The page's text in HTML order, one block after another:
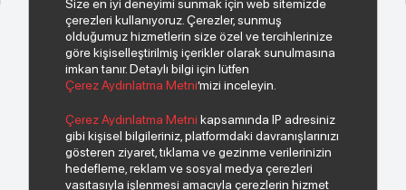
Bizden haberiniz olsun.
Size en iyi deneyimi sunmak için web sitemizde
çerezleri kullanıyoruz. Çerezler, sunmuş
olduğumuz hizmetlerin size özel ve tercihlerinize
göre kişiselleştirilmiş içerikler olarak sunulmasına
imkan tanır. Detaylı bilgi için lütfen
Çerez Aydınlatma Metni’mizi inceleyin.
Çerez Aydınlatma Metni kapsamında IP adresiniz
gibi kişisel bilgileriniz, platformdaki davranışlarınızı
gösteren ziyaret, tıklama ve gezinme verilerinizin
hedefleme, reklam ve sosyal medya çerezleri
vasıtasıyla işlenmesi amacıyla çerezlerin hizmet